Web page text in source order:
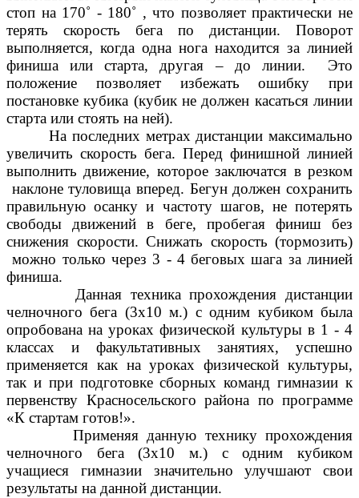
стоп на 170˚ - 180˚ , что позволяет практически не
терять скорость бега по дистанции. Поворот
выполняется, когда одна нога находится за линией
финиша или старта, другая – до линии. Это
положение позволяет избежать ошибку при
постановке кубика (кубик не должен касаться линии
старта или стоять на ней).
На последних метрах дистанции максимально
увеличить скорость бега. Перед финишной линией
выполнить движение, которое заключатся в резком
наклоне туловища вперед. Бегун должен сохранить
правильную осанку и частоту шагов, не потерять
свободы движений в беге, пробегая финиш без
снижения скорости. Снижать скорость (тормозить)
можно только через 3 - 4 беговых шага за линией
финиша.
Данная техника прохождения дистанции
челночного бега (3х10 м.) с одним кубиком была
опробована на уроках физической культуры в 1 - 4
классах и факультативных занятиях, успешно
применяется как на уроках физической культуры,
так и при подготовке сборных команд гимназии к
первенству Красносельского района по программе
«К стартам готов!».
Применяя данную технику прохождения
челночного бега (3х10 м.) с одним кубиком
учащиеся гимназии значительно улучшают свои
результаты на данной дистанции.